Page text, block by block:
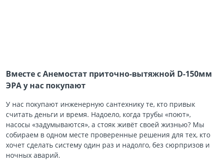
Вместе с Анемостат приточно-вытяжной D-150мм
ЭРА у нас покупают
У нас покупают инженерную сантехнику те, кто привык
считать деньги и время. Надоело, когда трубы «поют»,
насосы «задумываются», а стояк живёт своей жизнью? Мы
собираем в одном месте проверенные решения для тех, кто
хочет сделать систему один раз и надолго, без сюрпризов и
ночных аварий.